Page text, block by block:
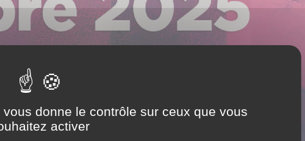
donne le contrôle sur ceux que vous
activer